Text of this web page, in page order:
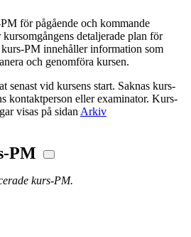
för pågående och kommande
detaljerade plan för
PM innehåller information som
och genomföra kursen.
senast vid kursens start. Saknas kurs-
kontaktperson eller examinator. Kurs-
visas på sidan Arkiv
PM
kurs-PM.